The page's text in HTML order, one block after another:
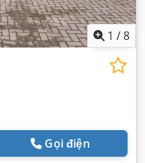
1 /8
Gọi điện